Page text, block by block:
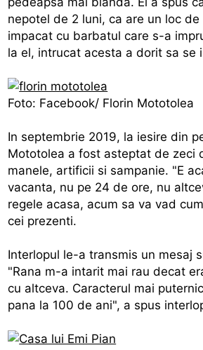
nepotel de 2 luni, ca are un loc
impacat cu barbatul care s-a
la el, intrucat acesta a dorit sa se
Foto: Facebook/ Florin Mototolea
In septembrie 2019, la iesire din
Mototolea a fost asteptat de zeci
manele, artificii si sampanie. "E
vacanta, nu pe 24 de ore, nu
regele acasa, acum sa va vad
cei prezenti.
Interlopul le-a transmis un mesaj
"Rana m-a intarit mai rau decat
cu altceva. Caracterul mai
pana la 100 de ani", a spus